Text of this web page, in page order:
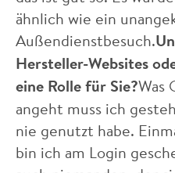
ähnlich wie ein
Außendienstbesuch.
Hersteller-Websites
eine Rolle für Sie?Was
angeht muss ich
nie genutzt habe.
bin ich am Login